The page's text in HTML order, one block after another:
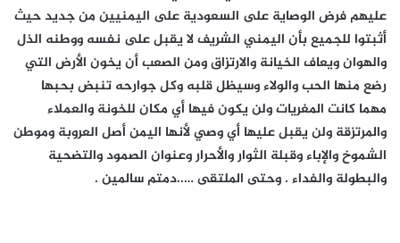
عليهم فرض الوصاية على السعودية على اليمنيين من جديد حيث
أثبتوا للجميع بأن اليمني الشريف لا يقبل على نفسه ووطنه الذل
والهوان ويعاف الخيانة والارتزاق ومن الصعب أن يخون الأرض التي
رضع منها الحب والولاء وسيظل قلبه وكل جوارحه تنبض بحبها
مهما كانت المغريات ولن يكون فيها أي مكان للخونة والعملاء
والمرتزقة ولن يقبل عليها أي وصي لأنها اليمن أصل العروبة وموطن
الشموخ والإباء وقبلة الثوار والأحرار وعنوان الصمود والتضحية
والبطولة والفداء . وحتى الملتقى …..دمتم سالمين .